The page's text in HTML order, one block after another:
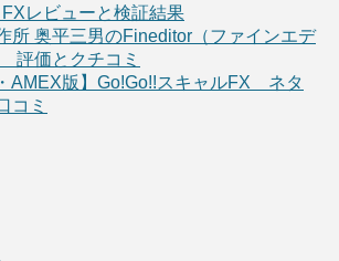
レビューと検証結果
所 奥平三男のFineditor（ファインエデ
評価とクチコミ
AMEX版】Go!Go!!スキャルFX ネタ
コミ